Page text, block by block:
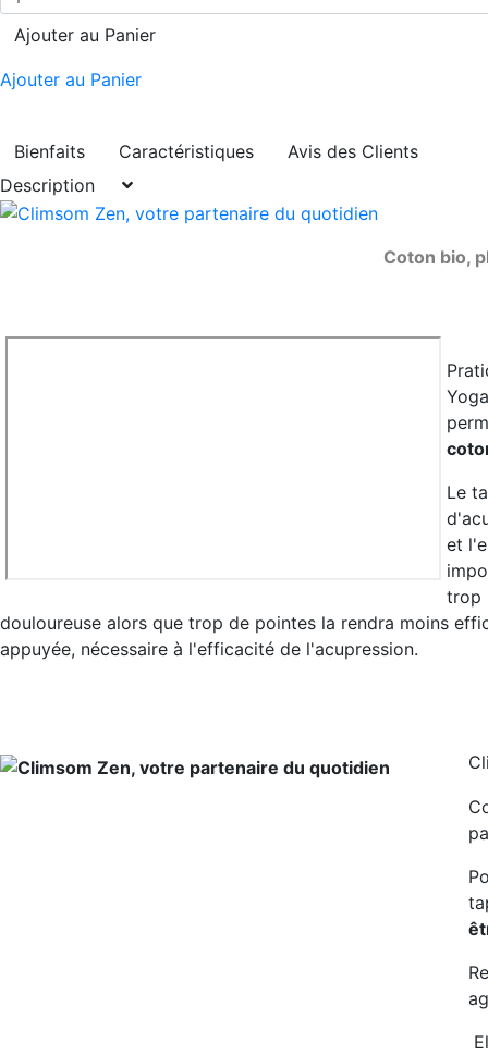
Ajouter au Panier
Ajouter au Panier
Bienfaits Caractéristiques
Avis des Clients
Description
Coton bio,
Le
et
trop
douloureuse alors que trop de pointes la rendra moins
appuyée, nécessaire à l'efficacité de l'acupression.